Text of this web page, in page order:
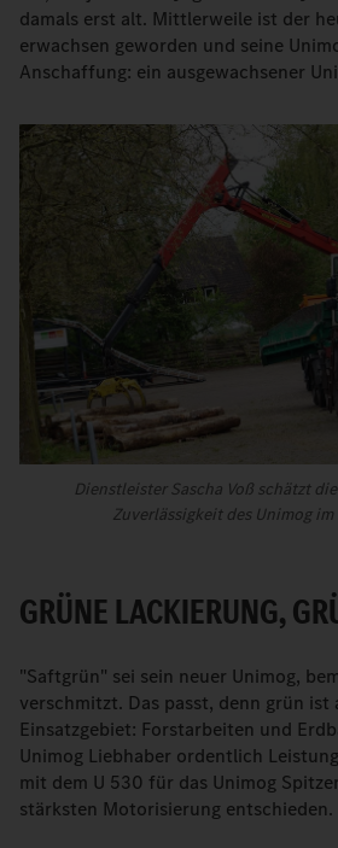
damals erst alt. Mittlerweile ist der
erwachsen geworden und seine
Anschaffung: ein ausgewachsener
Dienstleister Sascha Voß schätzt
Zuverlässigkeit des Unimog im
GRÜNE LACKIERUNG,
"Saftgrün" sei sein neuer Unimog,
verschmitzt. Das passt, denn grün ist
Einsatzgebiet: Forstarbeiten und
Unimog Liebhaber ordentlich
mit dem U 530 für das Unimog
stärksten Motorisierung entschieden.